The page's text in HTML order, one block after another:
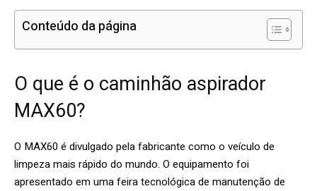
Conteúdo da página
O que é o caminhão aspirador
MAX60?
O MAX60 é divulgado pela fabricante como o veículo de
limpeza mais rápido do mundo. O equipamento foi
apresentado em uma feira tecnológica de manutenção de